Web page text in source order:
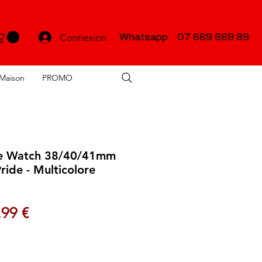
Connexion Whatsapp 07 669 669 89
Maison PROMO
Watch 38/40/41mm
- Multicolore
original
€Prix promotionnel